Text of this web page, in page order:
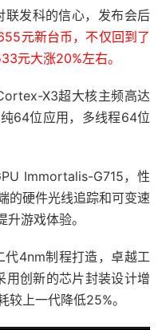
发科的信心，发布会后
元新台币，不仅回到了
元大涨20%左右。
X3超大核主频高达
64位应用，多线程64位
Immortalis-G715，性
的硬件光线追踪和可变速
游戏体验。
4nm制程打造，卓越工
用创新的芯片封装设计增
上一代降低25%。